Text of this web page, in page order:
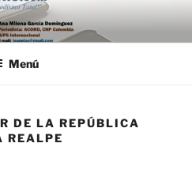
Menú
DE LA REPÚBLICA
REALPE